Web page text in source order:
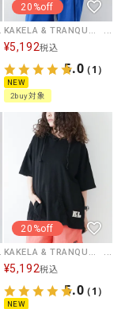
20%off
KAKELA & TRANQUIL｜カモフラたたきつけクルーTee [[12603-459-10]][D]
¥5,192税込
5.0（1）
NEW
2buy対象
20%off
KAKELA & TRANQUIL｜ビッグフーディ [[12603-454-10]][D]
¥5,192税込
5.0（1）
NEW